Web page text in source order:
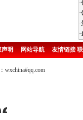
·
·
·
·
明 网站导航 友情链接
wxchina#qq.com